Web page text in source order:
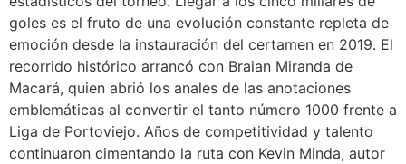
goles es el fruto de una evolución constante repleta de
emoción desde la instauración del certamen en 2019. El
recorrido histórico arrancó con Braian Miranda de
Macará, quien abrió los anales de las anotaciones
emblemáticas al convertir el tanto número 1000 frente a
Liga de Portoviejo. Años de competitividad y talento
continuaron cimentando la ruta con Kevin Minda, autor